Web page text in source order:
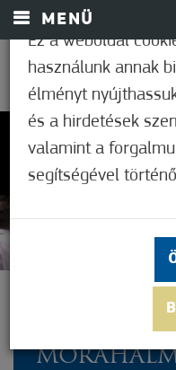
MENÜ
Nem értékelt
MÁRCIUS
Ez a weboldal
használunk annak
élményt
és a hirdetések
valamint a
segítségével